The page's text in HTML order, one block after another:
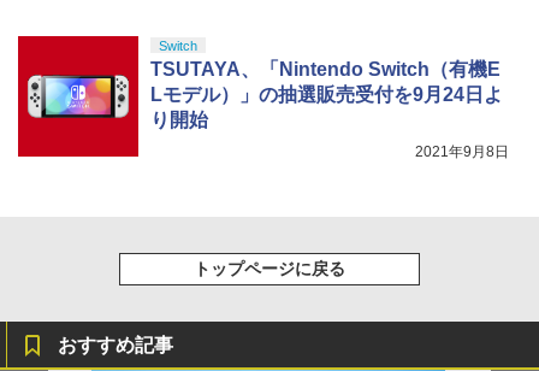
Switch
TSUTAYA、「Nintendo Switch（有機E
Lモデル）」の抽選販売受付を9月24日よ
り開始
2021年9月8日
トップページに戻る
おすすめ記事